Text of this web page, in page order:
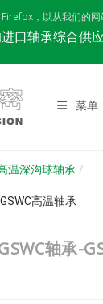
，以从我们的网
口轴承综合供
菜单
温深沟球轴承 /
高温轴承
轴承-